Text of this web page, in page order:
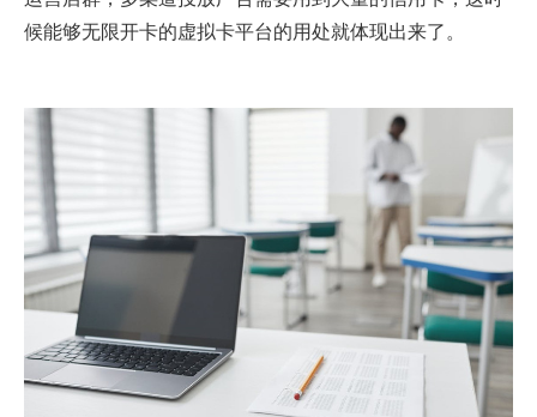
候能够无限开卡的虚拟卡平台的用处就体现出来了。